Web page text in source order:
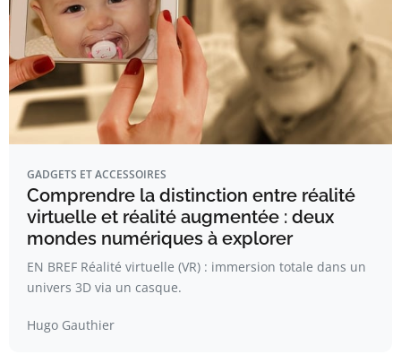
GADGETS ET ACCESSOIRES
Comprendre la distinction entre réalité
virtuelle et réalité augmentée : deux
mondes numériques à explorer
EN BREF Réalité virtuelle (VR) : immersion totale dans un
univers 3D via un casque.
Hugo Gauthier